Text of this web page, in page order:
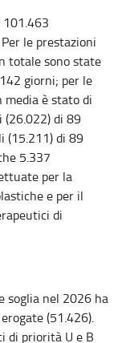
le prestazioni
totale sono state
giorni; per le
media è stato di
di 89
(15.211) di 89
5.337
per la
e per il
di
soglia nel 2026 ha
(51.426).
di priorità U e B